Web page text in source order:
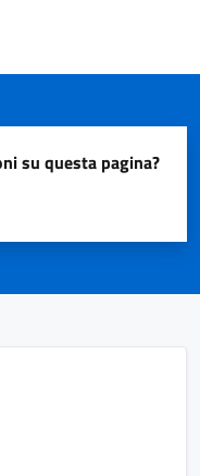
su questa pagina?